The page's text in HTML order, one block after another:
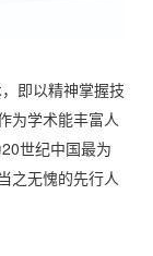
即以精神掌握技
为学术能丰富人
世纪中国最为
之无愧的先行人